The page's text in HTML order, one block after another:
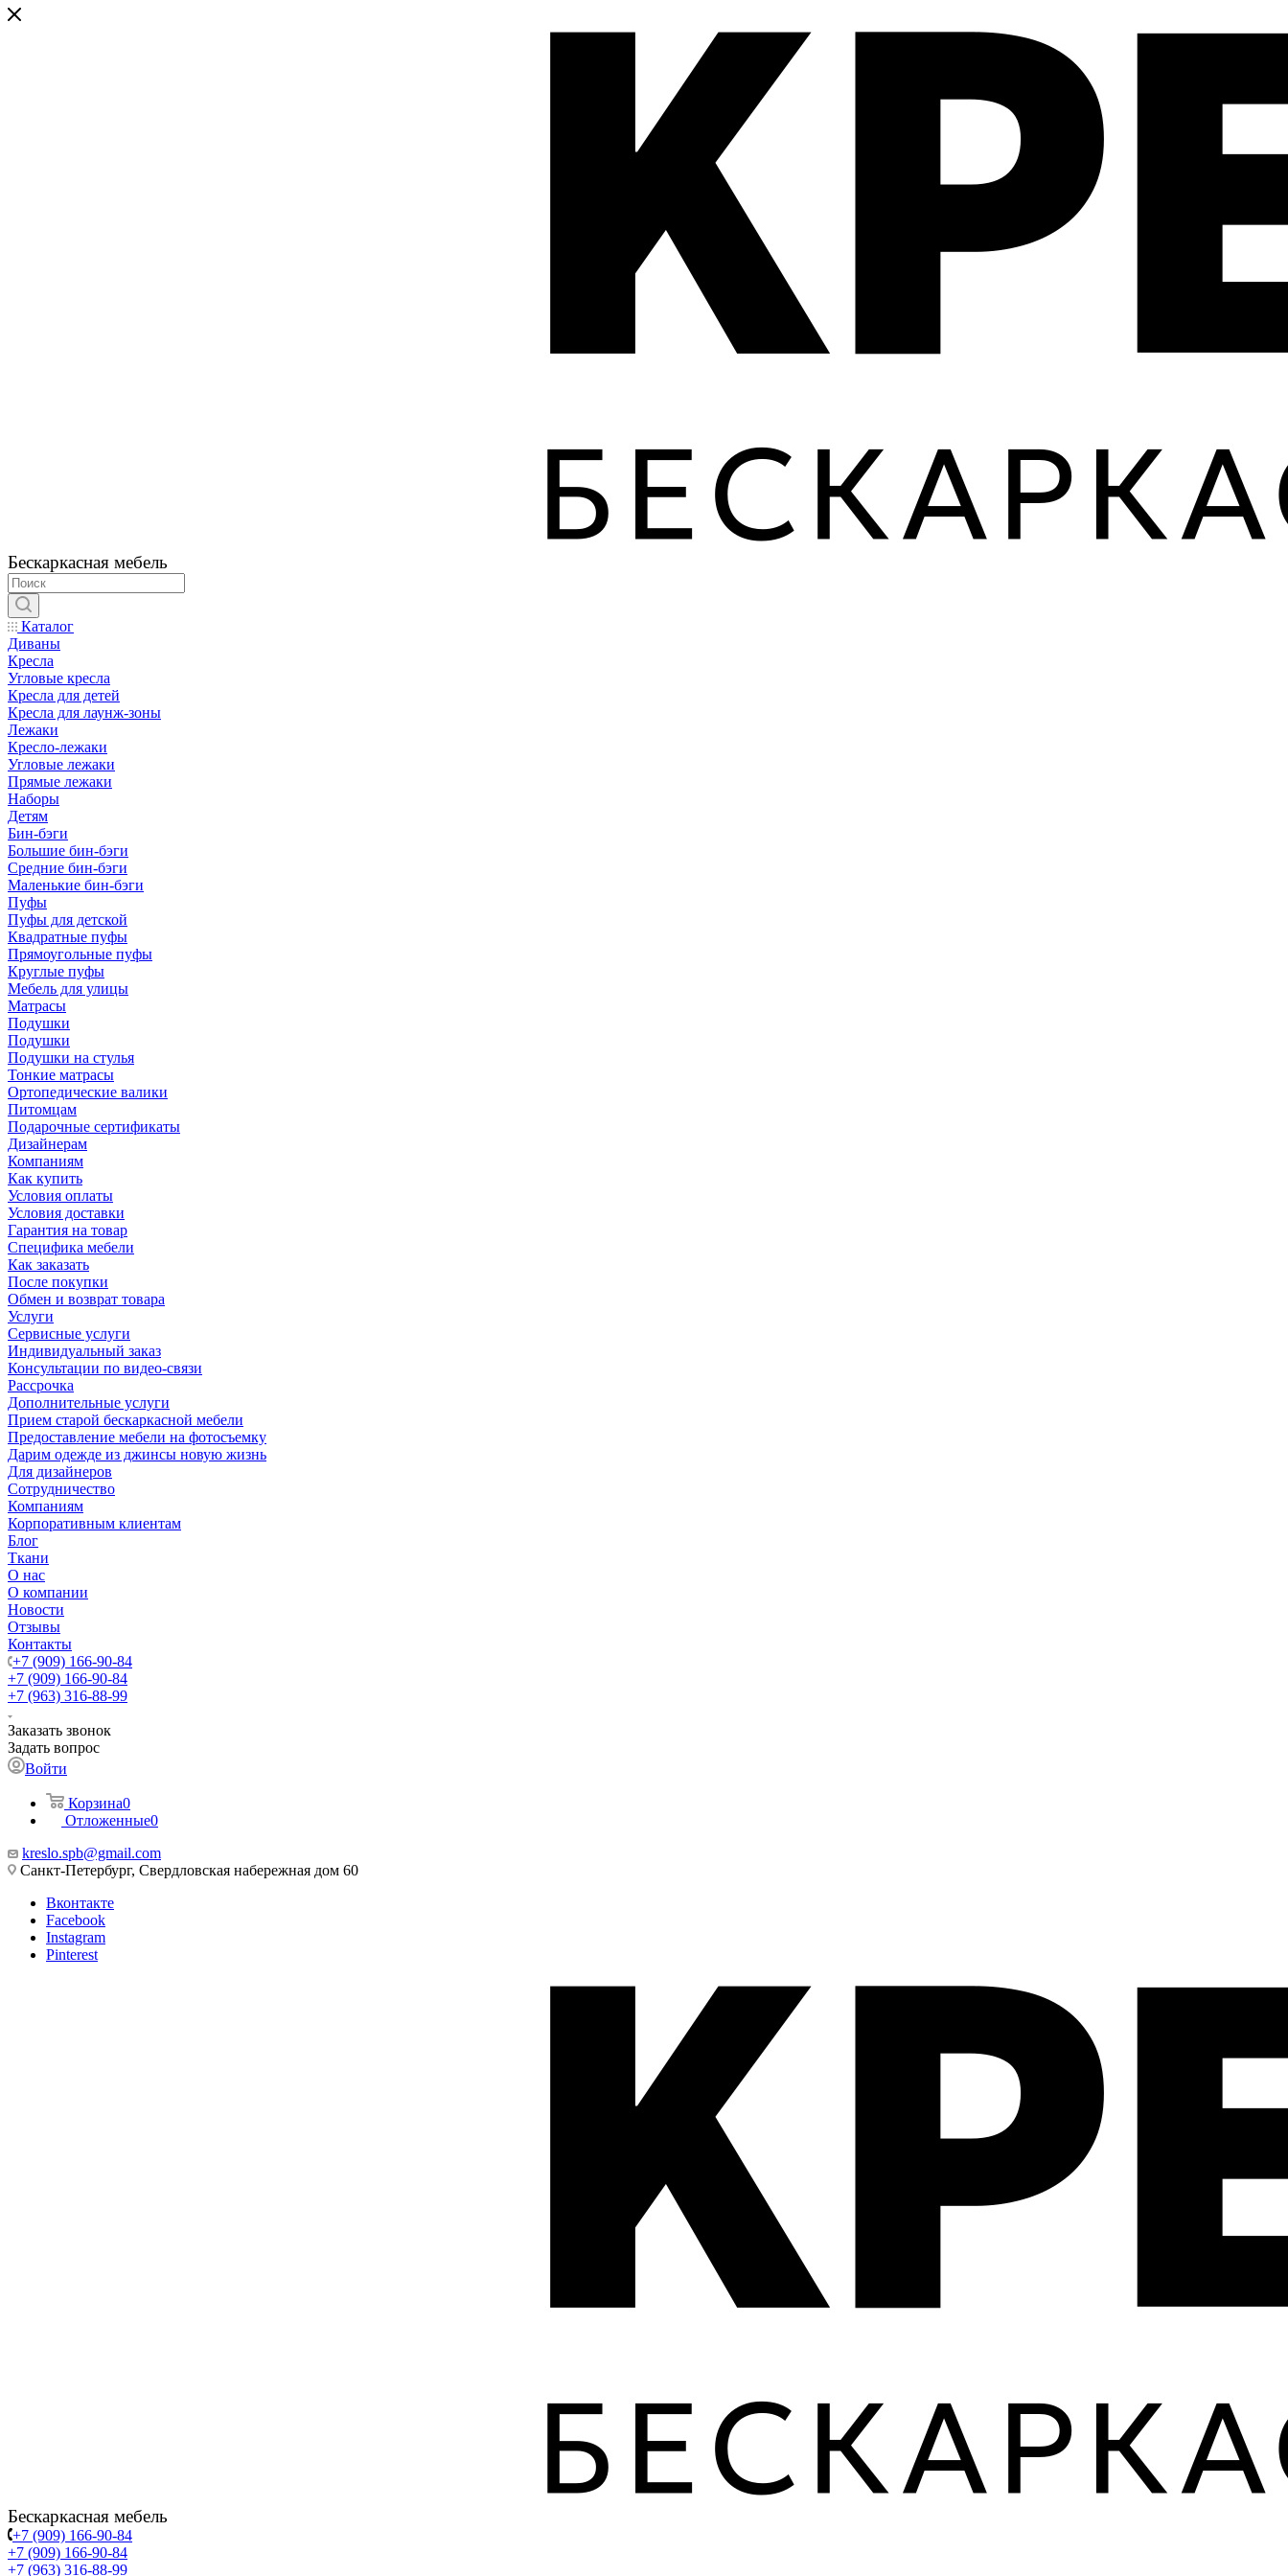
Бескаркасная мебель
Каталог
Диваны
Кресла
Угловые кресла
Кресла для детей
Кресла для лаунж-зоны
Лежаки
Кресло-лежаки
Угловые лежаки
Прямые лежаки
Наборы
Детям
Бин-бэги
Большие бин-бэги
Средние бин-бэги
Маленькие бин-бэги
Пуфы
Пуфы для детской
Квадратные пуфы
Прямоугольные пуфы
Круглые пуфы
Мебель для улицы
Матрасы
Подушки
Подушки
Подушки на стулья
Тонкие матрасы
Ортопедические валики
Питомцам
Подарочные сертификаты
Дизайнерам
Компаниям
Как купить
Условия оплаты
Условия доставки
Гарантия на товар
Специфика мебели
Как заказать
После покупки
Обмен и возврат товара
Услуги
Сервисные услуги
Индивидуальный заказ
Консультации по видео-связи
Рассрочка
Дополнительные услуги
Прием старой бескаркасной мебели
Предоставление мебели на фотосъемку
Дарим одежде из джинсы новую жизнь
Для дизайнеров
Сотрудничество
Компаниям
Корпоративным клиентам
Блог
Ткани
О нас
О компании
Новости
Отзывы
Контакты
+7 (909) 166-90-84
+7 (909) 166-90-84
+7 (963) 316-88-99
Заказать звонок
Задать вопрос
Войти
Корзина0
Отложенные0
kreslo.spb@gmail.com
Санкт-Петербург, Свердловская набережная дом 60
Вконтакте
Facebook
Instagram
Pinterest
Бескаркасная мебель
+7 (909) 166-90-84
+7 (909) 166-90-84
+7 (963) 316-88-99